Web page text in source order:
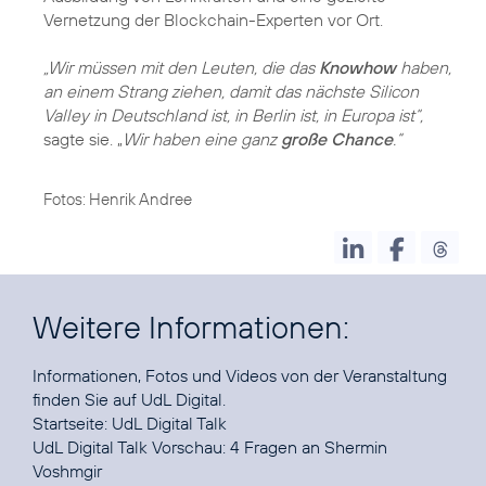
Vernetzung der Blockchain-Experten vor Ort.
„Wir müssen mit den Leuten, die das Knowhowhaben,
an einem Strang ziehen, damit das nächste Silicon
Valley in Deutschland ist, in Berlin ist, in Europa ist“,
sagte sie. „ Wir haben eine ganz große Chance.“
Fotos: Henrik Andree
Weitere Informationen:
Informationen, Fotos und Videos von der Veranstaltung
finden Sie auf UdL Digital
Startseite: UdL Digital Talk
UdL Digital Talk Vorschau: 4 Fragen an Shermin
Voshmgir